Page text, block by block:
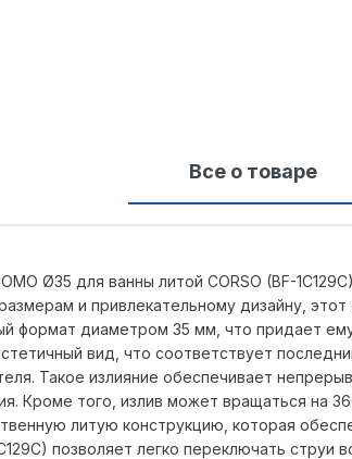
Все о товаре
Ø35 для ванны литой CORSO (BF-
и привлекательному дизайну,
формат диаметром 35 мм, что придает
вид, что соответствует
Такое излияние обеспечивает
Кроме того, излив может вращаться на
литую конструкцию, которая
позволяет легко переключать